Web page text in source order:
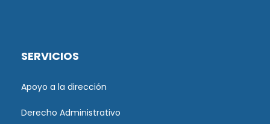
SERVICIOS
Apoyo a la dirección
Derecho Administrativo